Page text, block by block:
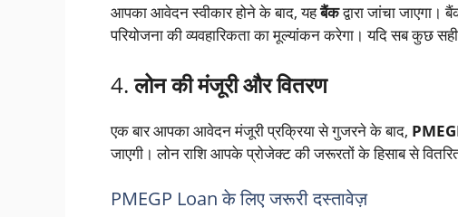
आपका आवेदन स्वीकार होने के बाद, यहबैंकद्वारा जांचा
परियोजना की व्यवहारिकता का मूल्यांकन करेगा। यदि सब कुछ
4.लोन की मंजूरी और वितरण
एक बार आपका आवेदन मंजूरी प्रक्रिया से गुजरने के बाद,
जाएगी। लोन राशि आपके प्रोजेक्ट की जरूरतों के हिसाब से
PMEGP Loan के लिए जरूरी दस्तावेज़